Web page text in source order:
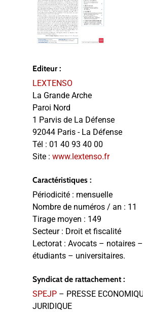
Editeur :
LEXTENSO
La Grande Arche
Paroi Nord
1 Parvis de La Défense
92044 Paris - La Défense
Tél : 01 40 93 40 00
Site : www.lextenso.fr
Caractéristiques :
Périodicité : mensuelle
Nombre de numéros / an : 11
Tirage moyen : 149
Secteur : Droit et fiscalité
Lectorat : Avocats – notaires –
étudiants – universitaires.
Syndicat de rattachement :
SPEJP – PRESSE
JURIDIQUE